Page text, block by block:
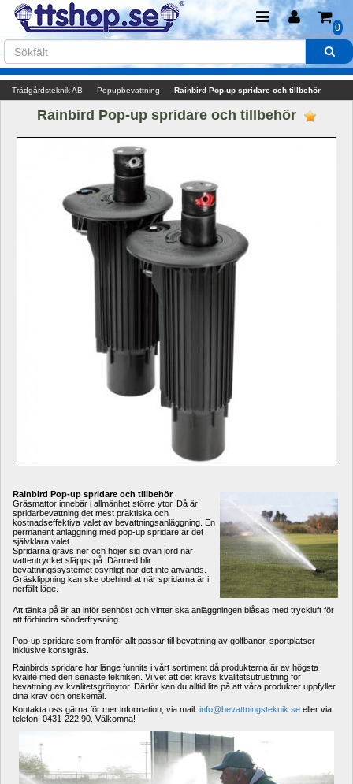
0
Trädgårdsteknik AB Popupbevattning Rainbird Pop-up spridare och tillbehör
Rainbird Pop-up spridare och tillbehör
Rainbird Pop-up spridare och tillbehör
Gräsmattor innebär i allmänhet större ytor. Då är
spridarbevattning det mest praktiska och
kostnadseffektiva valet av bevattningsanläggning. En
permanent anläggning med pop-up spridare är det
självklara valet.
Spridarna grävs ner och höjer sig ovan jord när
vattentrycket släpps på. Därmed blir
bevattningssystemet osynligt när det inte används.
Gräsklippning kan ske obehindrat när spridarna är i
nerfällt läge.
Att tänka på är att inför senhöst och vinter ska anläggningen blåsas med tryckluft för
att förhindra sönderfrysning.
Pop-up spridare som framför allt passar till bevattning av golfbanor, sportplatser
inklusive konstgräs.
Rainbirds spridare har länge funnits i vårt sortiment då produkterna är av högsta
kvalité med den senaste tekniken. Vi vet att det krävs kvalitetsutrustning för
bevattning av kvalitetsgrönytor. Därför kan du alltid lita på att våra produkter uppfyller
dina krav och önskemål.
Kontakta oss gärna för mer information, via mail: info@bevattningsteknik.se eller via
telefon: 0431-222 90. Välkomna!